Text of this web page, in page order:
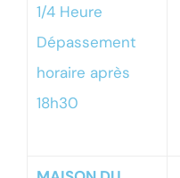
1/4 Heure
Dépassement
horaire après
18h30